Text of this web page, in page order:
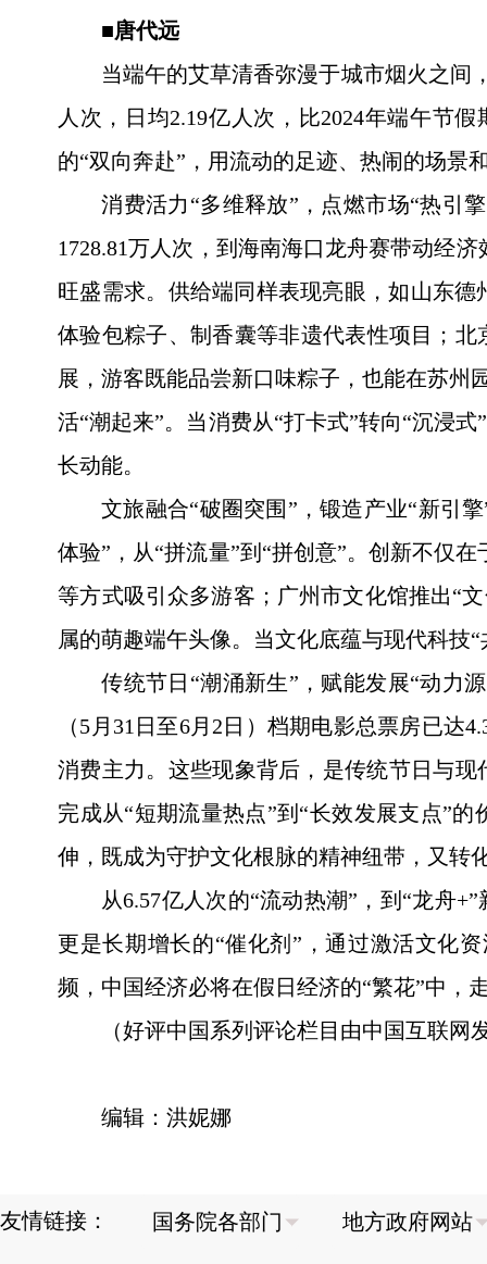
■唐代远
当端午的艾草清香弥漫于城市烟火之间
人次，日均2.19亿人次，比2024年端午节
的“双向奔赴”，用流动的足迹、热闹的场景
消费活力“多维释放”，点燃市场“热引
1728.81万人次，到海南海口龙舟赛带动经
旺盛需求。供给端同样表现亮眼，如山东
体验包粽子、制香囊等非遗代表性项目；
展，游客既能品尝新口味粽子，也能在苏州
活“潮起来”。当消费从“打卡式”转向“沉浸
长动能。
文旅融合“破圈突围”，锻造产业“新引
体验”，从“拼流量”到“拼创意”。创新不仅
等方式吸引众多游客；广州市文化馆推出“
属的萌趣端午头像。当文化底蕴与现代科技
传统节日“潮涌新生”，赋能发展“动力
（5月31日至6月2日）档期电影总票房已
消费主力。这些现象背后，是传统节日与
完成从“短期流量热点”到“长效发展支点”
伸，既成为守护文化根脉的精神纽带，又转
从6.57亿人次的“流动热潮”，到“龙舟
更是长期增长的“催化剂”，通过激活文化
频，中国经济必将在假日经济的“繁花”中，
（好评中国系列评论栏目由中国互联
编辑：洪妮娜
友情链接：